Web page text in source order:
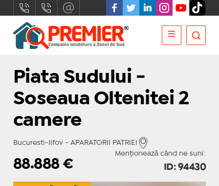
Piata Sudului -
Soseaua Oltenitei 2
camere
Bucuresti-Ilfov - APARATORII PATRIEI
Menționează când ne suni:
88.888€ ID: 94430